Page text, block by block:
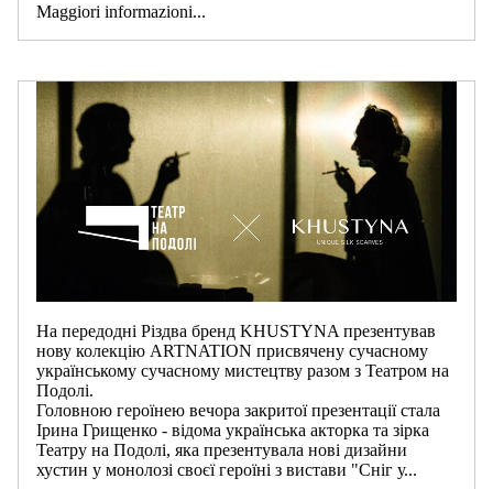
Maggiori informazioni...
На передодні Різдва бренд KHUSTYNA презентував
нову колекцію ARTNATION присвячену сучасному
українському сучасному мистецтву разом з Театром на
Подолі.
Головною героїнею вечора закритої презентації стала
Ірина Грищенко - відома українська акторка та зірка
Театру на Подолі, яка презентувала нові дизайни
хустин у монолозі своєї героїні з вистави "Сніг у...